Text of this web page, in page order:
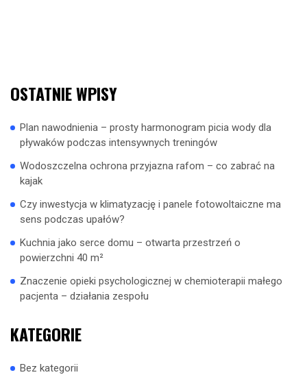
OSTATNIE WPISY
Plan nawodnienia – prosty harmonogram picia wody dla
pływaków podczas intensywnych treningów
Wodoszczelna ochrona przyjazna rafom – co zabrać na
kajak
Czy inwestycja w klimatyzację i panele fotowoltaiczne ma
sens podczas upałów?
Kuchnia jako serce domu – otwarta przestrzeń o
powierzchni 40 m²
Znaczenie opieki psychologicznej w chemioterapii małego
pacjenta – działania zespołu
KATEGORIE
Bez kategorii